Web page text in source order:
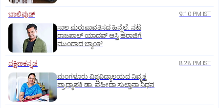
ಬಾಲಿವುಡ್‌ 9:10 PM IST
ಸಾಲ ಮರುಪಾವತಿಸದ ಹಿನ್ನೆಲೆ: ನಟ
ರಾಜಪಾಲ್ ಯಾದವ್‌ ಆಸ್ತಿ ಹರಾಜಿಗೆ
ಮುಂದಾದ ಬ್ಯಾಂಕ್
ದಕ್ಷಿಣಕನ್ನಡ 8:28 PM IST
ಮಂಗಳೂರು ವಿಶ್ವವಿದ್ಯಾಲಯದ ನಿವೃತ್ತ
ಪ್ರಾಧ್ಯಾಪಕಿ ಡಾ. ವಹೀದಾ ಸುಲ್ತಾನಾ ನಿಧನ